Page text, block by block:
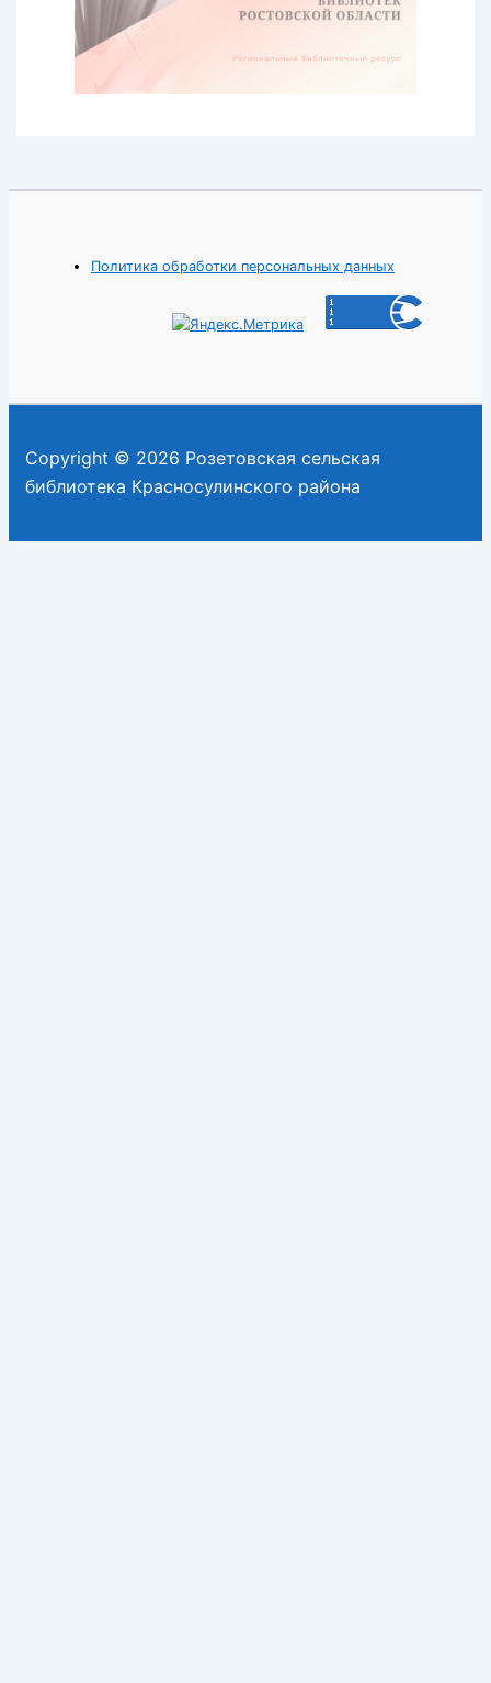
Политика обработки персональных данных
Copyright © 2026 Розетовская сельская
библиотека Красносулинского района